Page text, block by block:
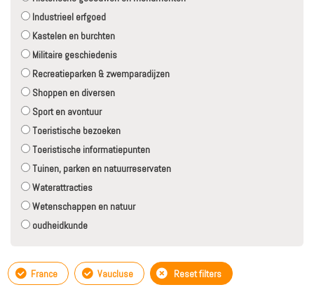
Industrieel erfgoed
Kastelen en burchten
Militaire geschiedenis
Recreatieparken & zwemparadijzen
Shoppen en diversen
Sport en avontuur
Toeristische bezoeken
Toeristische informatiepunten
Tuinen, parken en natuurreservaten
Waterattracties
Wetenschappen en natuur
oudheidkunde
France Vaucluse Reset filters